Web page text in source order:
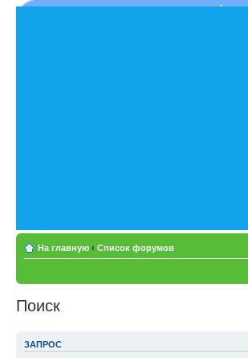
На главную ‹ Список форумов
Поиск
ЗАПРОС